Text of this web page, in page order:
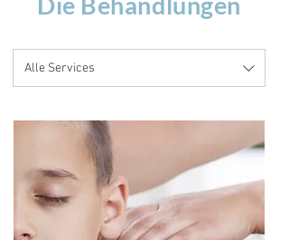
Alle Services